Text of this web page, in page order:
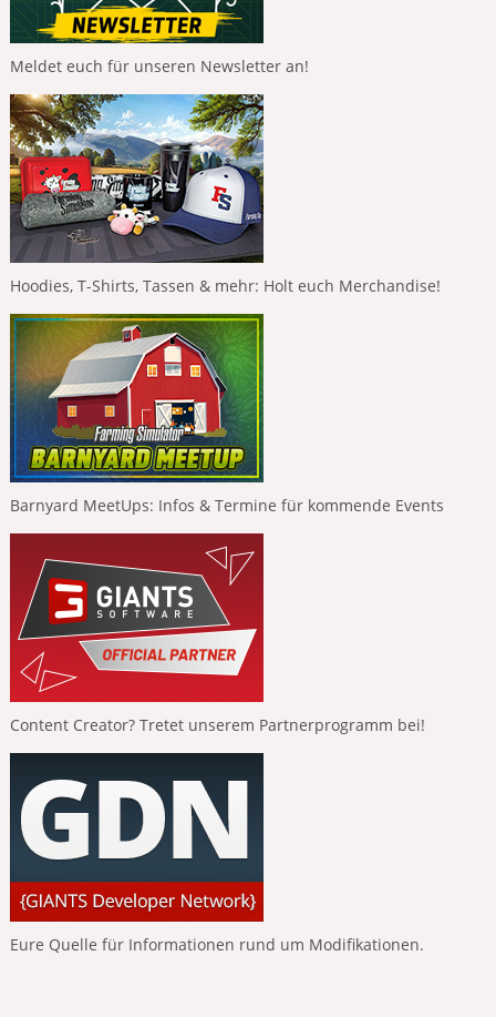
Meldet euch für unseren Newsletter an!
Hoodies, T-Shirts, Tassen & mehr: Holt euch Merchandise!
Barnyard MeetUps: Infos & Termine für kommende Events
Content Creator? Tretet unserem Partnerprogramm bei!
Eure Quelle für Informationen rund um Modifikationen.